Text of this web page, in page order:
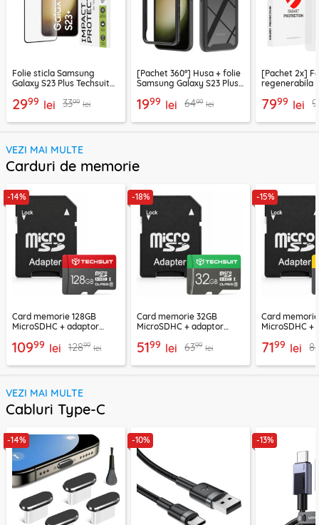
Folie sticla Samsung
Galaxy S23 Plus Techsuit
negru
2999 lei 3399 lei
[Pachet 360°] Husa + folie
Samsung Galaxy S23 Plus
1999 lei 6499 lei
[Pachet 2x]
regenerabila
Smart
7999 lei
VEZI MAI MULTE
Carduri de memorie
-14%
Card memorie 128GB
MicroSDHC + adaptor
10999 lei 12899 lei
-18%
Card memorie 32GB
MicroSDHC + adaptor
5199 lei 6399 lei
-15%
Card
MicroSDHC +
7199 lei
VEZI MAI MULTE
Cabluri Type-C
-14% -10% -13%